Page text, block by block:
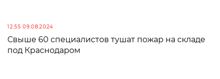
12:55 09.08.2024
Свыше 60 специалистов тушат пожар на складе
под Краснодаром